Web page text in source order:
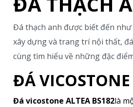
Đá thạch anh được biết đến
xây dựng và trang trí nội thất,
cùng tìm hiểu về những đặc
ĐÁ
Đá vicostone ALTEA BS182là